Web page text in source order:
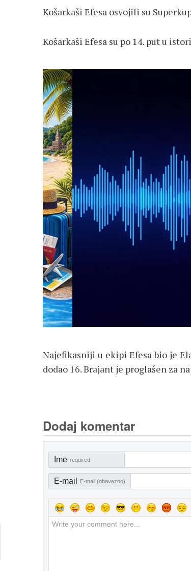
Košarkaši Efesa osvojili su
Košarkaši Efesa su po 14. put u
Najefikasniji u ekipi Efesa bio je
dodao 16. Brajant je proglašen za
Dodaj komentar
Ime required
E-mail E-mail (obavezno)